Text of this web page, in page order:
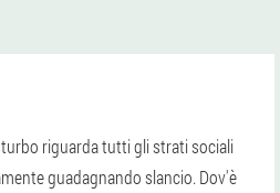
riguarda tutti gli strati sociali
guadagnando slancio. Dov'è